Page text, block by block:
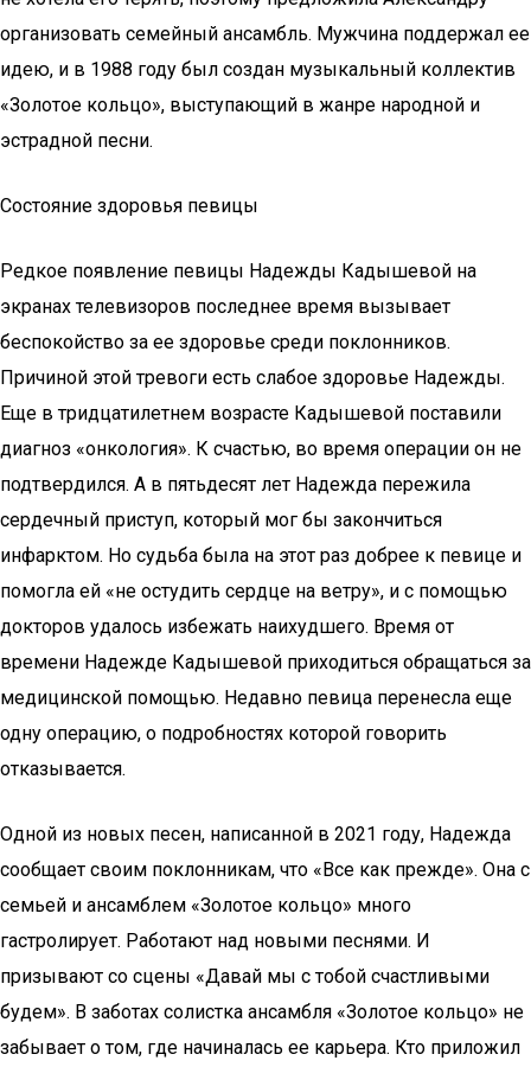
организовать семейный ансамбль. Мужчина поддержал ее
идею, и в 1988 году был создан музыкальный коллектив
«Золотое кольцо», выступающий в жанре народной и
эстрадной песни.
Состояние здоровья певицы
Редкое появление певицы Надежды Кадышевой на
экранах телевизоров последнее время вызывает
беспокойство за ее здоровье среди поклонников.
Причиной этой тревоги есть слабое здоровье Надежды.
Еще в тридцатилетнем возрасте Кадышевой поставили
диагноз «онкология». К счастью, во время операции он не
подтвердился. А в пятьдесят лет Надежда пережила
сердечный приступ, который мог бы закончиться
инфарктом. Но судьба была на этот раз добрее к певице и
помогла ей «не остудить сердце на ветру», и с помощью
докторов удалось избежать наихудшего. Время от
времени Надежде Кадышевой приходиться обращаться за
медицинской помощью. Недавно певица перенесла еще
одну операцию, о подробностях которой говорить
отказывается.
Одной из новых песен, написанной в 2021 году, Надежда
сообщает своим поклонникам, что «Все как прежде». Она с
семьей и ансамблем «Золотое кольцо» много
гастролирует. Работают над новыми песнями. И
призывают со сцены «Давай мы с тобой счастливыми
будем». В заботах солистка ансамбля «Золотое кольцо» не
забывает о том, где начиналась ее карьера. Кто приложил